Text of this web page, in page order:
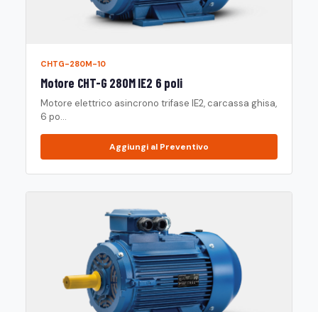
CHTG-280M-10
Motore CHT-G 280M IE2 6 poli
Motore elettrico asincrono trifase IE2, carcassa ghisa,
6 po...
Aggiungi al Preventivo